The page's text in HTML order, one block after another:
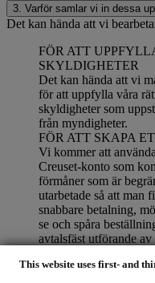
This website uses first- and
3. Varför samlar vi in dessa
Det kan hända att vi
FÖR ATT
SKYLDIGHETER
Det kan hända att vi
för att uppfylla våra
skyldigheter som
från myndigheter.
FÖR ATT SKAPA
Vi kommer att
Creuset-konto som
förmåner som är
utarbetade så att man
snabbare betalning,
se och spåra
avtalsfäst utförande av
ERBJUDA DIG